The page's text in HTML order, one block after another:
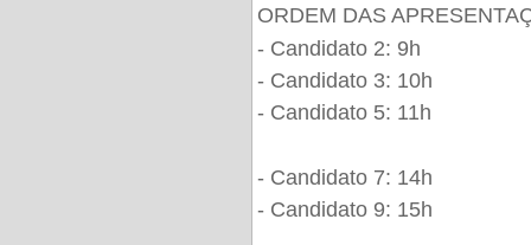
ORDEM DAS
- Candidato 2: 9h
- Candidato 3: 10h
- Candidato 5: 11h
- Candidato 7: 14h
- Candidato 9: 15h